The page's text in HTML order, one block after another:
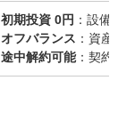
初期投資 0円 ：設備
オフバランス ：資
途中解約可能：契約